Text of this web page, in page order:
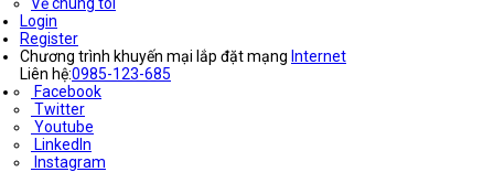
Login
Register
Chương trình khuyến mại lắp đặt mạng Internet
Liên hệ:0985-123-685
Facebook
Twitter
Youtube
LinkedIn
Instagram